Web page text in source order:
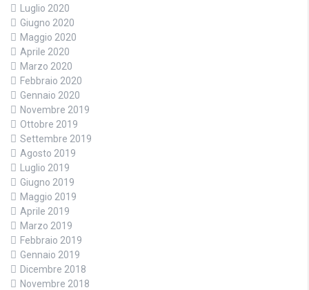
Luglio 2020
Giugno 2020
Maggio 2020
Aprile 2020
Marzo 2020
Febbraio 2020
Gennaio 2020
Novembre 2019
Ottobre 2019
Settembre 2019
Agosto 2019
Luglio 2019
Giugno 2019
Maggio 2019
Aprile 2019
Marzo 2019
Febbraio 2019
Gennaio 2019
Dicembre 2018
Novembre 2018